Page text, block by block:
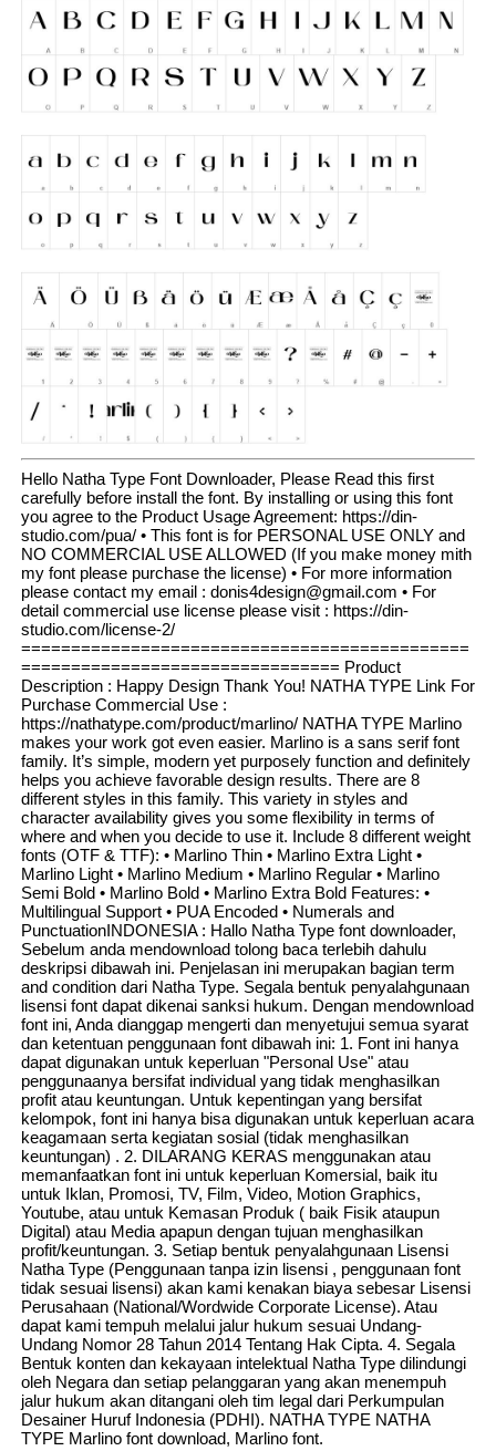
Hello Natha Type Font Downloader, Please Read this first
carefully before install the font. By installing or using this font
you agree to the Product Usage Agreement: https://din-
studio.com/pua/ • This font is for PERSONAL USE ONLY and
NO COMMERCIAL USE ALLOWED (If you make money mith
my font please purchase the license) • For more information
please contact my email : donis4design@gmail.com • For
detail commercial use license please visit : https://din-
studio.com/license-2/
=============================================
================================ Product
Description : Happy Design Thank You! NATHA TYPE Link For
Purchase Commercial Use :
https://nathatype.com/product/marlino/ NATHA TYPE Marlino
makes your work got even easier. Marlino is a sans serif font
family. It’s simple, modern yet purposely function and definitely
helps you achieve favorable design results. There are 8
different styles in this family. This variety in styles and
character availability gives you some flexibility in terms of
where and when you decide to use it. Include 8 different weight
fonts (OTF & TTF): • Marlino Thin • Marlino Extra Light •
Marlino Light • Marlino Medium • Marlino Regular • Marlino
Semi Bold • Marlino Bold • Marlino Extra Bold Features: •
Multilingual Support • PUA Encoded • Numerals and
PunctuationINDONESIA : Hallo Natha Type font downloader,
Sebelum anda mendownload tolong baca terlebih dahulu
deskripsi dibawah ini. Penjelasan ini merupakan bagian term
and condition dari Natha Type. Segala bentuk penyalahgunaan
lisensi font dapat dikenai sanksi hukum. Dengan mendownload
font ini, Anda dianggap mengerti dan menyetujui semua syarat
dan ketentuan penggunaan font dibawah ini: 1. Font ini hanya
dapat digunakan untuk keperluan "Personal Use" atau
penggunaanya bersifat individual yang tidak menghasilkan
profit atau keuntungan. Untuk kepentingan yang bersifat
kelompok, font ini hanya bisa digunakan untuk keperluan acara
keagamaan serta kegiatan sosial (tidak menghasilkan
keuntungan) . 2. DILARANG KERAS menggunakan atau
memanfaatkan font ini untuk keperluan Komersial, baik itu
untuk Iklan, Promosi, TV, Film, Video, Motion Graphics,
Youtube, atau untuk Kemasan Produk ( baik Fisik ataupun
Digital) atau Media apapun dengan tujuan menghasilkan
profit/keuntungan. 3. Setiap bentuk penyalahgunaan Lisensi
Natha Type (Penggunaan tanpa izin lisensi , penggunaan font
tidak sesuai lisensi) akan kami kenakan biaya sebesar Lisensi
Perusahaan (National/Wordwide Corporate License). Atau
dapat kami tempuh melalui jalur hukum sesuai Undang-
Undang Nomor 28 Tahun 2014 Tentang Hak Cipta. 4. Segala
Bentuk konten dan kekayaan intelektual Natha Type dilindungi
oleh Negara dan setiap pelanggaran yang akan menempuh
jalur hukum akan ditangani oleh tim legal dari Perkumpulan
Desainer Huruf Indonesia (PDHI). NATHA TYPE NATHA
TYPE Marlino font download, Marlino font.